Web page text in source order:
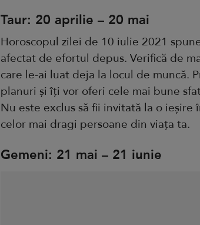
Taur: 20 aprilie – 20 mai
Horoscopul zilei de 10 iulie 2021
afectat de efortul depus. Verifică de
care le-ai luat deja la locul de muncă.
planuri și îți vor oferi cele mai bune
Nu este exclus să fii invitată la o ieșire
celor mai dragi persoane din viața ta.
Gemeni: 21 mai – 21 iunie